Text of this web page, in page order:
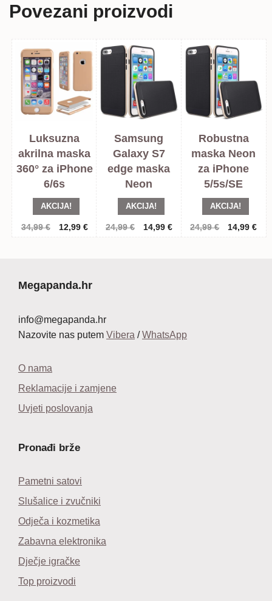
Povezani proizvodi
Luksuzna
akrilna maska
360° za iPhone
6/6s
AKCIJA!
34,99€
Izvorna
12,99 €Trenutna
Samsung
Galaxy S7
edge maska
Neon
AKCIJA!
24,99€
Izvorna
14,99 €Trenutna
Robustna
maska Neon
za iPhone
5/5s/SE
AKCIJA!
24,99€
Izvorna
14,99€
Megapanda.hr
info@megapanda.hr
Nazovite nas putem Vibera /WhatsApp
O nama
Reklamacije i zamjene
Uvjeti poslovanja
Pronađi brže
Pametni satovi
Slušalice i zvučniki
Odječa i kozmetika
Zabavna elektronika
Dječje igračke
Top proizvodi